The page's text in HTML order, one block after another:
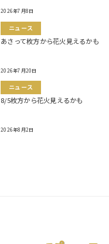
2026年7月8日
ニュース
あさって枚方から花火見えるかも
2026年7月20日
ニュース
8/5枚方から花火見えるかも
2026年8月2日